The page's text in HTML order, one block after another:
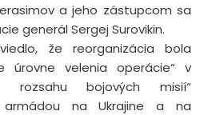
a jeho zástupcom sa
generál Sergej Surovikin.
že reorganizácia bola
úrovne velenia operácie“ v
rozsahu bojových misií“
armádou na Ukrajine a na